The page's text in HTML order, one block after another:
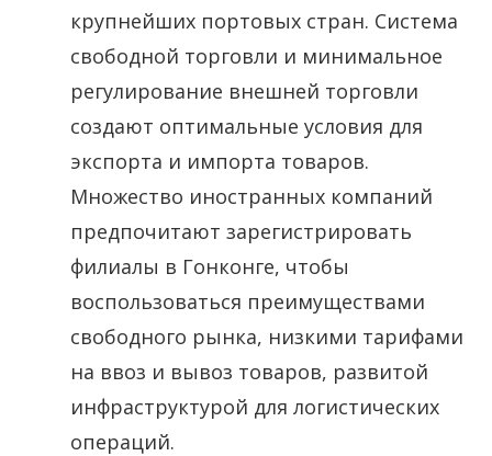
крупнейших портовых стран. Система
свободной торговли и минимальное
регулирование внешней торговли
создают оптимальные условия для
экспорта и импорта товаров.
Множество иностранных компаний
предпочитают зарегистрировать
филиалы в Гонконге, чтобы
воспользоваться преимуществами
свободного рынка, низкими тарифами
на ввоз и вывоз товаров, развитой
инфраструктурой для логистических
операций.